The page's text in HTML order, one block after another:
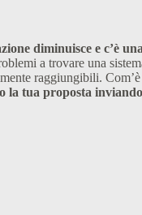
diminuisce e c’è
a trovare una
raggiungibili.
la tua proposta